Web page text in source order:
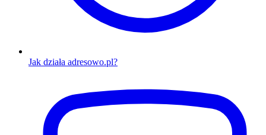
Jak działa adresowo.pl?